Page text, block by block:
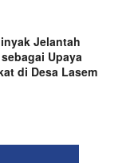
Jelantah
Upaya
di Desa Lasem